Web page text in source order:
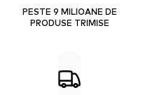
PESTE 9 MILIOANE DE
PRODUSE TRIMISE